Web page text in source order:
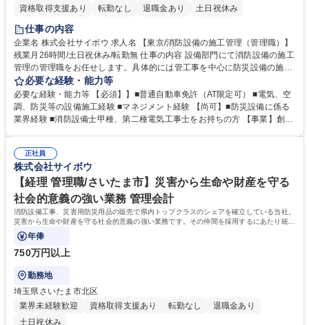
資格取得支援あり
転勤なし 退職金あり 土日祝休み
仕事の内容
企業名 株式会社サイボウ 求人名 【東京/消防設備の施工管理（管理職）】
残業月26時間/土日祝休み/転勤無 仕事の内容 設備部門にて消防設備の施工
管理の管理職をお任せします。具体的には管工事を中心に防災設備の施工
管理、工程管理、安全面の管理、資材及び業者発注、積算等を担当するメ
ンバーのマネジメントが中心となります。 【取引物件】官公庁のお客様を
中心に庁舎・学校・図書館等の公営施設からビル・マンション・アパー
ト・工場・病院、福祉施設など。 【就業環境】有給休暇の取得実績も多数
ます。中途入社者も多く、馴染みやすい環境です。基本的には社有車にて
現場への移動で直行直帰も可能。 募集職種 【東京/消防設備の施工管理
（管理職）】残業月26時間/土日祝休み/転勤無
必要な経験・能力等
必要な経験・能力等 【必須】】■普通自動車免許（AT限定可） ■電気、空
調、防災等の設備施工経験 ■マネジメント経験 【尚可】■防災設備に係る
業界経験 ■消防設備士甲種、第二種電気工事士をお持ちの方 【事業】創業
人の命を未然に防ぐという面で社会貢献性も高い事業を展開しておりま
す。防災設備の点検や工事の他に防災備蓄品や衛生商品なども取扱う当社
は、様々なニーズにお応えできるため、景気に左右されにくく、腰を据え
て働くことが可能です。 学歴・資格 学歴：大学院 大学 高専 短大 専修学
校 高校 語学力： 資格：
正社員
株式会社サイボウ
【経理 管理職/さいたま市】災害から生命や財産を守る
社会的意義の強い業務 管理会計
消防設備工事、災害用防災用品の販売で県内トップクラスのシェアを確立している当社。
災害から生命や財産を守る社会的意義の強い業務です。その仲間を採用するにあたり統括
する担当者を募集します。
年俸
750万円以上
勤務地
埼玉県さいたま市北区
業界未経験歓迎
資格取得支援あり 転勤なし
退職金あり
土日祝休み